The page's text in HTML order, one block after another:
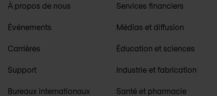
À propos de nous
Événements
Carrières
Support
Bureaux internationaux
Services financiers
Médias et diffusion
Éducation et sciences
Industrie et fabrication
Santé et pharmacie